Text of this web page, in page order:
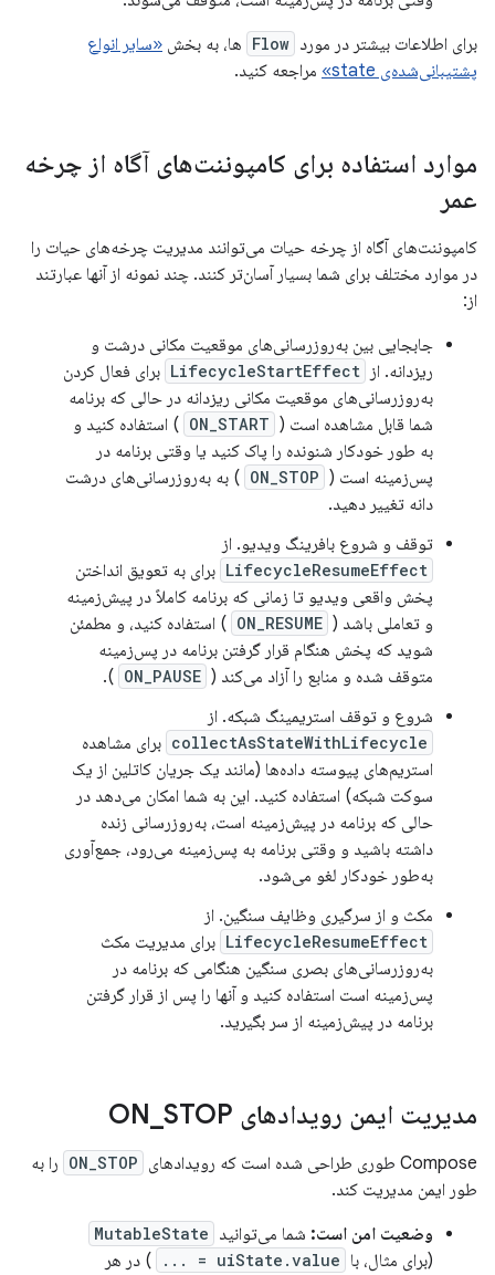
برای اطلاعات بیشتر در مورد Flow ها، به بخش «سایر انواع
پشتیبانی‌شده‌ی state»
مراجعه کنید.
موارد استفاده برای کامپوننت‌های آگاه از چرخه
عمر
کامپوننت‌های آگاه از چرخه حیات می‌توانند مدیریت چرخه‌های حیات را
در موارد مختلف برای شما بسیار آسان‌تر کنند. چند نمونه از آنها عبارتند
از:
جابجایی بین به‌روزرسانی‌های موقعیت مکانی درشت و
ریزدانه. از LifecycleStartEffect برای فعال کردن
به‌روزرسانی‌های موقعیت مکانی ریزدانه در حالی که برنامه
شما قابل مشاهده است ( ON_START ) استفاده کنید و
به طور خودکار شنونده را پاک کنید یا وقتی برنامه در
پس‌زمینه است ( ON_STOP ) به به‌روزرسانی‌های درشت
دانه تغییر دهید.
توقف و شروع بافرینگ ویدیو. از
LifecycleResumeEffect برای به تعویق انداختن
پخش واقعی ویدیو تا زمانی که برنامه کاملاً در پیش‌زمینه
و تعاملی باشد ( ON_RESUME ) استفاده کنید، و مطمئن
شوید که پخش هنگام قرار گرفتن برنامه در پس‌زمینه
متوقف شده و منابع را آزاد می‌کند ( ON_PAUSE
).
شروع و توقف استریمینگ شبکه. از
collectAsStateWithLifecycle برای مشاهده
استریم‌های پیوسته داده‌ها (مانند یک جریان کاتلین از یک
سوکت شبکه) استفاده کنید. این به شما امکان می‌دهد در
حالی که برنامه در پیش‌زمینه است، به‌روزرسانی زنده
داشته باشید و وقتی برنامه به پس‌زمینه می‌رود، جمع‌آوری
به‌طور خودکار لغو می‌شود.
مکث و از سرگیری وظایف سنگین. از
LifecycleResumeEffect برای مدیریت مکث
به‌روزرسانی‌های بصری سنگین هنگامی که برنامه در
پس‌زمینه است استفاده کنید و آنها را پس از قرار گرفتن
برنامه در پیش‌زمینه از سر بگیرید.
مدیریت ایمن رویدادهای ON STOP
Compose طوری طراحی شده است که رویدادهای ON_STOP را به
طور ایمن مدیریت کند.
وضعیت امن است: شما می‌توانید MutableState
(برای مثال، با uiState.value = ...
) در هر